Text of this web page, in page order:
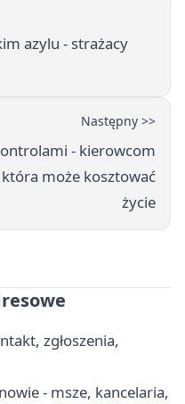
azylu - strażacy
Następny >>
- kierowcom
może kosztować
życie
zgłoszenia,
- msze, kancelaria,